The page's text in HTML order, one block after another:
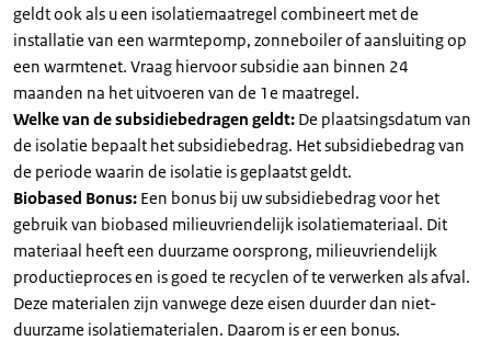
geldt ook als u een isolatiemaatregel combineert met de
installatie van een warmtepomp, zonneboiler of aansluiting op
een warmtenet. Vraag hiervoor subsidie aan binnen 24
maanden na het uitvoeren van de 1e maatregel.
Welke van de subsidiebedragen geldt: De plaatsingsdatum van
de isolatie bepaalt het subsidiebedrag. Het subsidiebedrag van
de periode waarin de isolatie is geplaatst geldt.
Biobased Bonus: Een bonus bij uw subsidiebedrag voor het
gebruik van biobased milieuvriendelijk isolatiemateriaal. Dit
materiaal heeft een duurzame oorsprong, milieuvriendelijk
productieproces en is goed te recyclen of te verwerken als afval.
Deze materialen zijn vanwege deze eisen duurder dan niet-
duurzame isolatiematerialen. Daarom is er een bonus.